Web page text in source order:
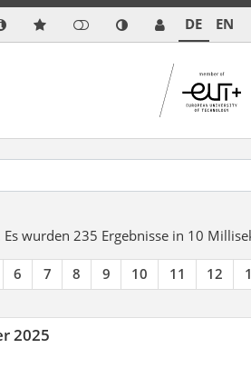
DE EN
Es wurden 235 Ergebnisse in 10
6 7 8 9 10 11 12
2025